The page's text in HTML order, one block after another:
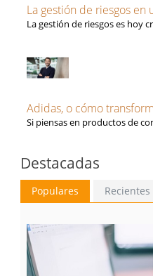
La gestión de riesgos en
La gestión de riesgos es hoy
Adidas, o cómo
Si piensas en productos de
Destacadas
Populares Recientes